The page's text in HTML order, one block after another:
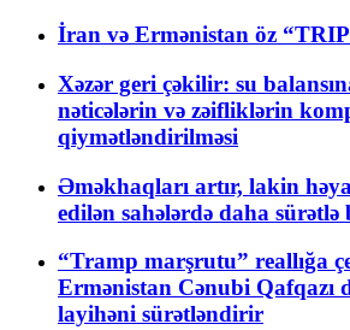
İran və Ermənistan öz
Xəzər geri çəkilir: su
nəticələrin və zəifliklərin
qiymətləndirilməsi
Əməkhaqları artır, lakin
edilən sahələrdə daha sürətlə
“Tramp marşrutu” reallığa
Ermənistan Cənubi Qafqazı
layihəni sürətləndirir